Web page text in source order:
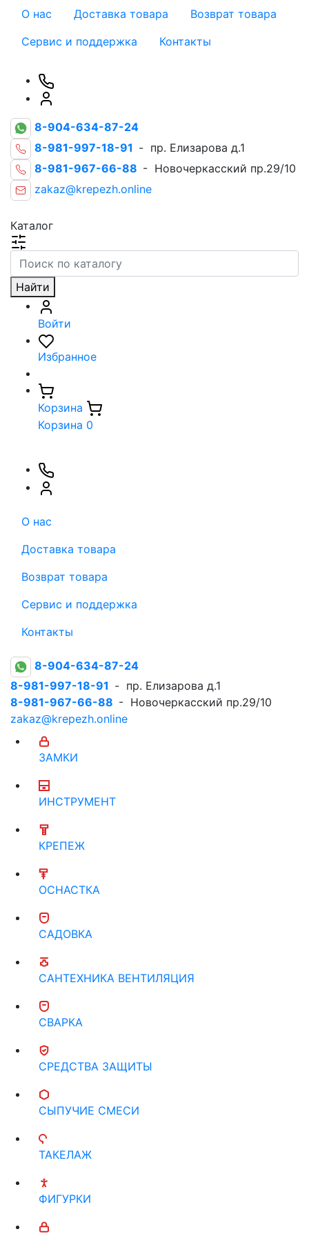
О нас Доставка товара
Возврат товара
Сервис и поддержка
Контакты
8-904-634-87-24
8-981-997-18-91 - пр. Елизарова д.1
8-981-967-66-88 - Новочеркасский пр.29/10
zakaz@krepezh.online
Каталог
Найти
Войти
Избранное
Корзина
Корзина 0
О нас
Доставка товара
Возврат товара
Сервис и поддержка
Контакты
8-904-634-87-24
8-981-997-18-91 - пр. Елизарова д.1
8-981-967-66-88 - Новочеркасский пр.29/10
zakaz@krepezh.online
ЗАМКИ
ИНСТРУМЕНТ
КРЕПЕЖ
ОСНАСТКА
САДОВКА
САНТЕХНИКА ВЕНТИЛЯЦИЯ
СВАРКА
СРЕДСТВА ЗАЩИТЫ
СЫПУЧИЕ СМЕСИ
ТАКЕЛАЖ
ФИГУРКИ